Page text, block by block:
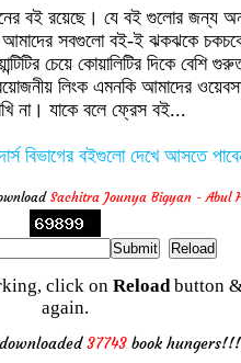
বই রয়েছে। যে বই গুলোর জন্য
আমাদের সবগুলো বই-ই ঝকঝকে
চেয়ে কোয়ালিটির দিকে বেশি
লিংক এমনকি আমাদের
না। যাকে বলে ফ্রেস বই...
বিভাগের বইগুলো দেখে আসতে
Sachitra Jounya Bigyan - Abul
click on Reloadbutton
again.
37743book hungers!!!